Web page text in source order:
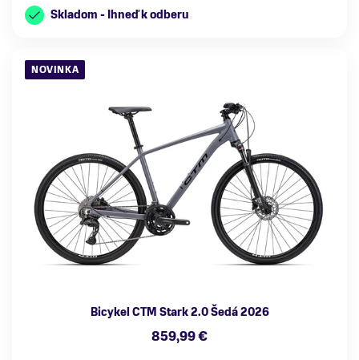
Skladom - Ihneď k odberu
NOVINKA
Bicykel CTM Stark 2.0 Šedá 2026
859,99 €